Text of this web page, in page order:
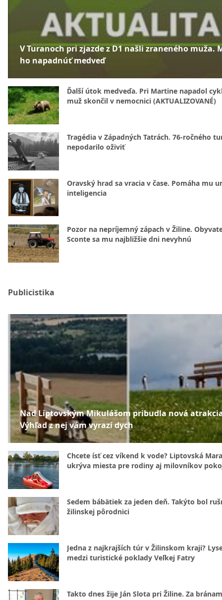
V Turanoch pri zjazde z D1 našli zraneného muža.
ho napadnúť medveď
Ďalší útok medveďa. Pri Martine napadol
muž skončil v nemocnici (AKTUALIZOVANÉ)
Tragédia v Západných Tatrách. 76-ročného
nepodarilo oživiť
Oravský hrad sa vracia v čase. Pomáha mu
inteligencia
Pozor na nepríjemný zápach v Žiline.
Sconte sa mu najbližšie dni nevyhnú
Publicistika
Nad Liptovským Mikulášom pribudla nová
Výhľad z nej vám vyrazí dych
Chcete ísť cez víkend k vode? Liptovská Mara
ukrýva miesta pre rodiny aj milovníkov
Sedem bábätiek za jeden deň. Takýto bol
žilinskej pôrodnici
Jedna z najkrajších túr v Žilinskom kraji?
medzi turistické poklady Veľkej Fatry
Takto dnes žije Ján Slota pri Žiline. Za